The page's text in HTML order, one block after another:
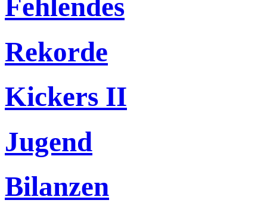
Fehlendes
Rekorde
Kickers II
Jugend
Bilanzen